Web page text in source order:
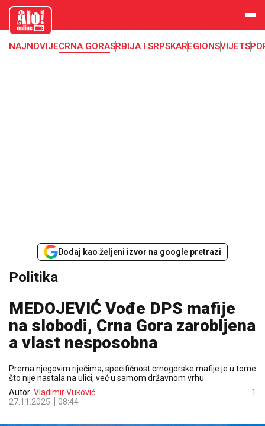
aloonline.
me
NAJNOVIJECRNA GORASRBIJA I SRPSKAREGIONSVIJET
Dodaj kao željeni izvor na google pretrazi
Politika
MEDOJEVIĆ Vođe DPS mafije
na slobodi, Crna Gora zarobljena
a vlast nesposobna
Prema njegovim riječima, specifičnost crnogorske mafije je u tome
što nije nastala na ulici, već u samom državnom vrhu
Autor: Vladimir Vuković
27.11.2025.
08:44
1